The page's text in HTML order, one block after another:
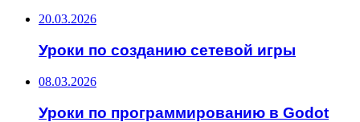
20.03.2026
Уроки по созданию сетевой игры
08.03.2026
Уроки по программированию в Godot